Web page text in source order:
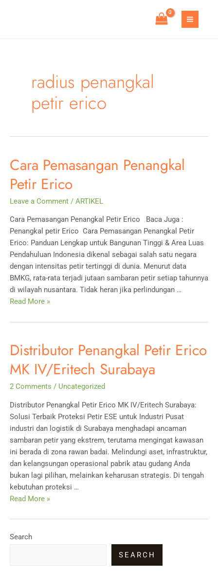
MAIN
radius penangkal
petir erico
Cara Pemasangan Penangkal
Petir Erico
Leave a Comment / ARTIKEL
Cara Pemasangan Penangkal Petir Erico Baca Juga :
Penangkal petir Erico Cara Pemasangan Penangkal Petir
Erico: Panduan Lengkap untuk Bangunan Tinggi & Area Luas
Pendahuluan Indonesia dikenal sebagai salah satu negara
dengan intensitas petir tertinggi di dunia. Menurut data
BMKG, rata-rata terjadi jutaan sambaran petir setiap tahunnya
di wilayah nusantara. Tidak heran jika perlindungan …
Cara
Penangkal
Erico
Read More »
Distributor Penangkal Petir Erico
MK IV/Eritech Surabaya
2 Comments / Uncategorized
Distributor Penangkal Petir Erico MK IV/Eritech Surabaya:
Solusi Terbaik Proteksi Petir ESE untuk Industri Pusat
industri dan logistik di Surabaya menghadapi ancaman
sambaran petir yang ekstrem, terutama mengingat kawasan
ini berada di zona rawan badai. Melindungi aset, infrastruktur,
dan kelangsungan operasional pabrik atau gudang Anda
bukan lagi pilihan, melainkan keharusan strategis. Di tengah
kebutuhan proteksi …
Distributor
Petir
Erico
Read More »
Search
SEARCH